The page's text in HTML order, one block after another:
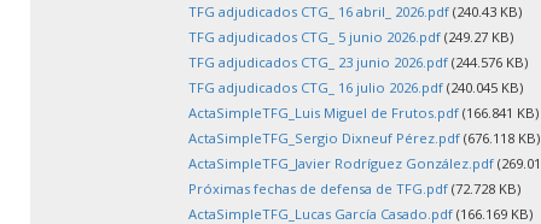
TFG adjudicados CTG_ 16 abril_ 2026.pdf (240.43 KB)
TFG adjudicados CTG_ 5 junio 2026.pdf (249.27 KB)
TFG adjudicados CTG_ 23 junio 2026.pdf (244.576 KB)
TFG adjudicados CTG_ 16 julio 2026.pdf (240.045 KB)
ActaSimpleTFG_Luis Miguel de Frutos.pdf (166.841 KB)
ActaSimpleTFG_Sergio Dixneuf Pérez.pdf (676.118 KB)
ActaSimpleTFG_Javier Rodríguez González.pdf
Próximas fechas de defensa de TFG.pdf (72.728 KB)
ActaSimpleTFG_Lucas García Casado.pdf (166.169 KB)